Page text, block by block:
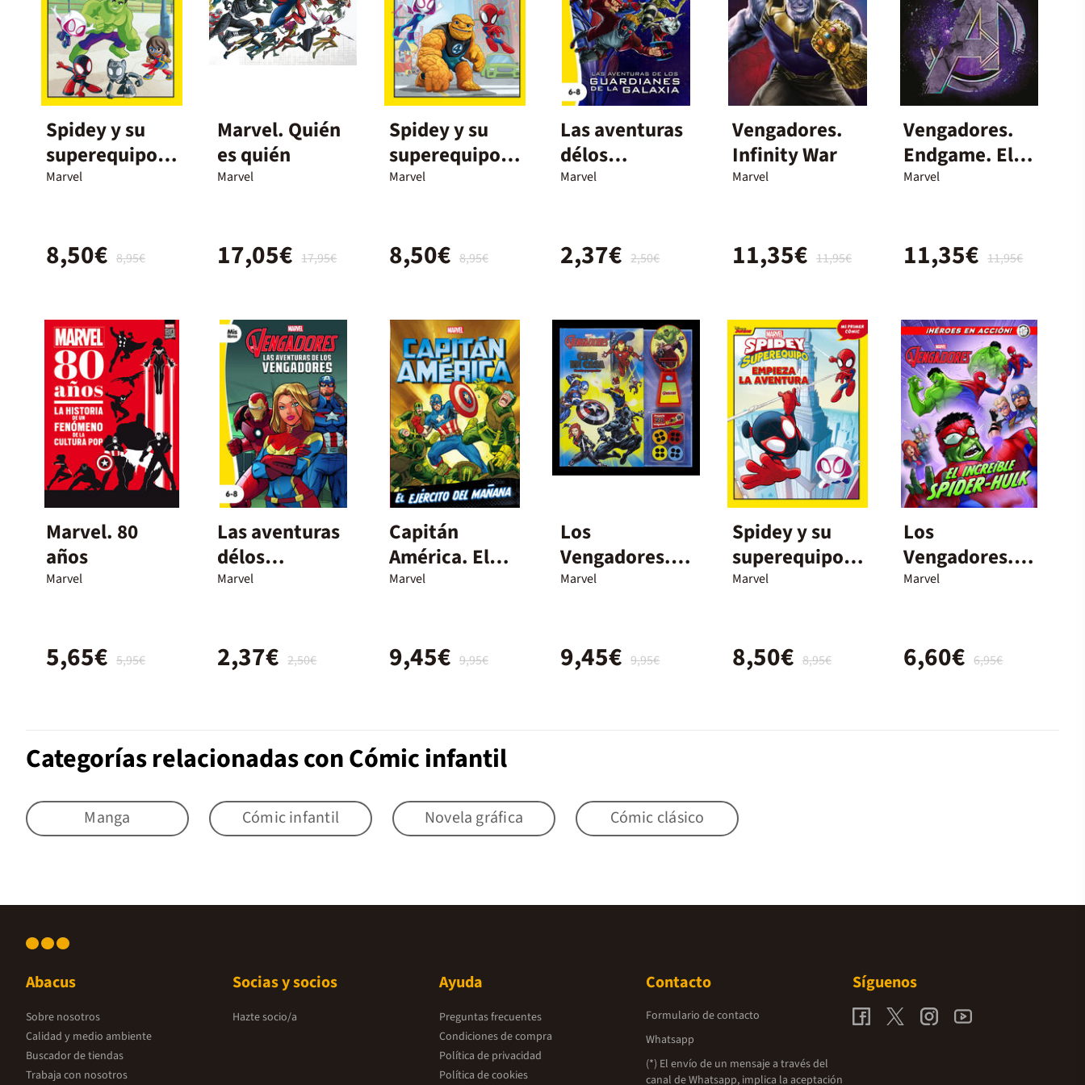
Spidey y su
superequipo.
Los
Marvel
8,95€
8,50€
Marvel. Quién
es quién
Marvel
17,95€
17,05€
Spidey y su
superequipo.
Amigos
Marvel
8,95€
8,50€
Las aventuras
délos
Guardianes
Marvel
2,50€
2,37€
Vengadores.
Infinity War
Marvel
11,95€
11,35€
Vengadores.
Endgame. El
libro déla
Marvel
11,95€
11,35€
Marvel. 80
años
Marvel
5,95€
5,65€
Las aventuras
délos
Vengadores
Marvel
2,50€
2,37€
Capitán
América. El
ejército del
Marvel
9,95€
9,45€
Los
Vengadores.
Cine en casa
Marvel
9,95€
9,45€
Spidey y su
superequipo.
Empieza la
Marvel
8,95€
8,50€
Los
Vengadores.
El increíble
Marvel
6,95€
6,60€
Categorías relacionadas con Cómic infantil
Manga Cómic infantil Novela gráfica Cómic clásico
Abacus
Sobre nosotros
Calidad y medio ambiente
Buscador de tiendas
Trabaja con nosotros
Socias y socios
Hazte socio/a
Ayuda
Preguntas frecuentes
Condiciones de compra
Política de privacidad
Política de cookies
Contacto
Formulario de contacto
Whatsapp
(*) El envío de un mensaje a través del
canal de Whatsapp, implica la aceptación
Síguenos